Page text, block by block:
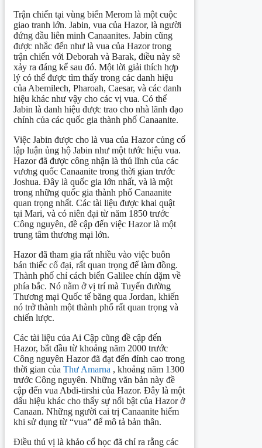
Trận chiến tại vùng biển Merom là một cuộc
giao tranh lớn. Jabin, vua của Hazor, là người
đứng đầu liên minh Canaanites. Jabin cũng
được nhắc đến như là vua của Hazor trong
trận chiến với Deborah và Barak, điều này sẽ
xảy ra đáng kể sau đó. Một lời giải thích hợp
lý có thể được tìm thấy trong các danh hiệu
của Abemilech, Pharoah, Caesar, và các danh
hiệu khác như vậy cho các vị vua. Có thể
Jabin là danh hiệu được trao cho nhà lãnh đạo
chính của các quốc gia thành phố Canaanite.
Việc Jabin được cho là vua của Hazor củng cố
lập luận ủng hộ Jabin như một tước hiệu vua.
Hazor đã được công nhận là thủ lĩnh của các
vương quốc Canaanite trong thời gian trước
Joshua. Đây là quốc gia lớn nhất, và là một
trong những quốc gia thành phố Canaanite
quan trọng nhất. Các tài liệu được khai quật
tại Mari, và có niên đại từ năm 1850 trước
Công nguyên, đề cập đến việc Hazor là một
trung tâm thương mại lớn.
Hazor đã tham gia rất nhiều vào việc buôn
bán thiếc cổ đại, rất quan trọng để làm đồng.
Thành phố chỉ cách biển Galilee chín dặm về
phía bắc. Nó nằm ở vị trí mà Tuyến đường
Thương mại Quốc tế băng qua Jordan, khiến
nó trở thành một thành phố rất quan trọng và
chiến lược.
Các tài liệu của Ai Cập cũng đề cập đến
Hazor, bắt đầu từ khoảng năm 2000 trước
Công nguyên Hazor đã đạt đến đỉnh cao trong
thời gian của Thư Amarna , khoảng năm 1300
trước Công nguyên. Những văn bản này đề
cập đến vua Abdi-tirshi của Hazor. Đây là một
dấu hiệu khác cho thấy sự nổi bật của Hazor ở
Canaan. Những người cai trị Canaanite hiếm
khi sử dụng từ “vua” để mô tả bản thân.
Điều thú vị là khảo cổ học đã chỉ ra rằng các